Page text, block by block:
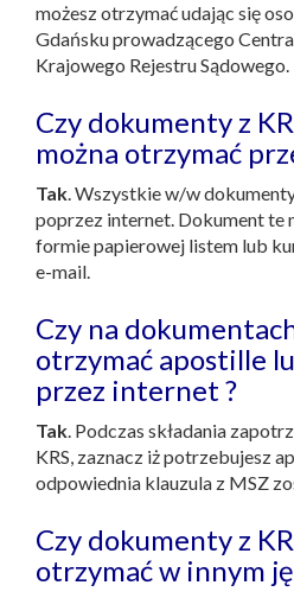
możesz otrzymać udając się
Gdańsku prowadzącego
Krajowego Rejestru Sądowego.
Czy dokumenty z
można otrzymać
Tak. Wszystkie w/w
poprzez internet. Dokument te
formie papierowej listem lub
e-mail.
Czy na
otrzymać apostille
przez internet ?
Tak. Podczas składania
KRS, zaznacz iż potrzebujesz
odpowiednia klauzula z MSZ
Czy dokumenty z
otrzymać w innym